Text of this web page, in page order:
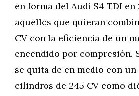
en forma del Audi S4 TDI en
aquellos que quieran
CV con la eficiencia de un
encendido por compresión.
se quita de en medio con
cilindros de 245 CV como